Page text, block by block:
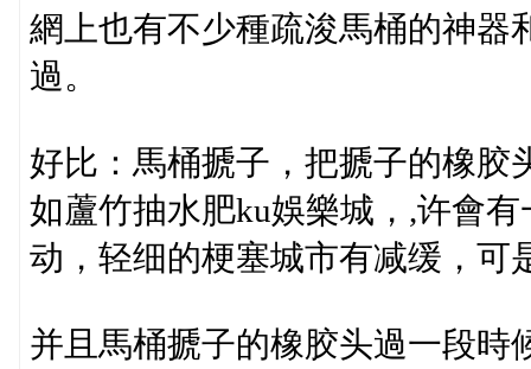
網上也有不少種疏浚馬桶的神器
過。
好比：馬桶搋子，把搋子的橡胶
如蘆竹抽水肥ku娛樂城，,许會
动，轻细的梗塞城市有减缓，可
并且馬桶搋子的橡胶头過一段時